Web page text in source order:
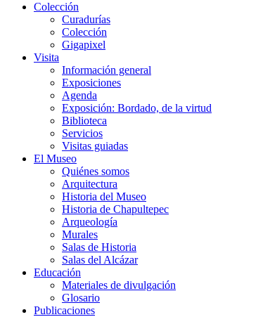
Colección
Curadurías
Colección
Gigapixel
Visita
Información general
Exposiciones
Agenda
Exposición: Bordado, de la virtud
Biblioteca
Servicios
Visitas guiadas
El Museo
Quiénes somos
Arquitectura
Historia del Museo
Historia de Chapultepec
Arqueología
Murales
Salas de Historia
Salas del Alcázar
Educación
Materiales de divulgación
Glosario
Publicaciones